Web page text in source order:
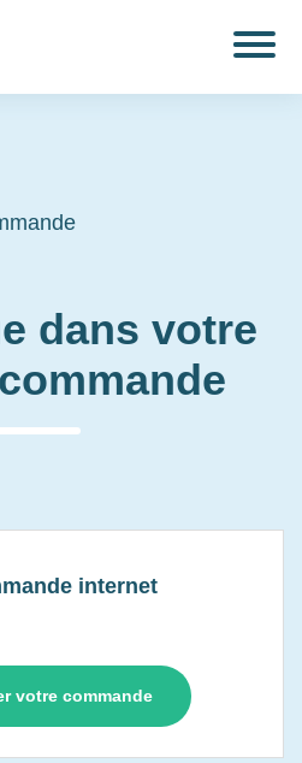
dans votre
internet
votre commande